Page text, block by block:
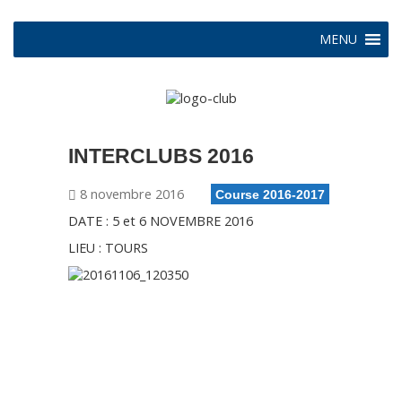
MENU
INTERCLUBS 2016
8 novembre 2016 Course 2016-2017
DATE : 5 et 6 NOVEMBRE 2016
LIEU : TOURS